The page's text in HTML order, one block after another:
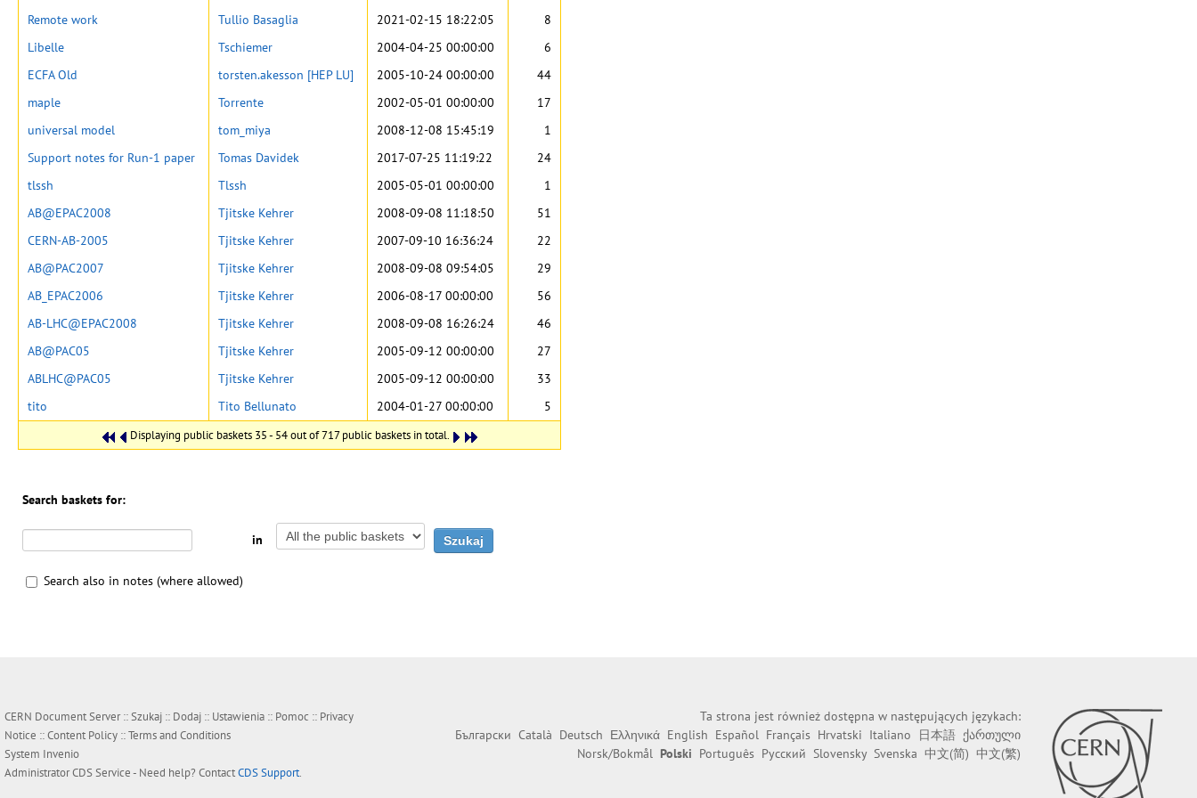
Displaying public baskets 35 - 54 out of 717 public baskets in total.
Remote work
Tullio Basaglia 2021-02-15 18:22:05
8
Libelle
Tschiemer 2004-04-25 00:00:00
6
ECFA Old
torsten.akesson [HEP LU] 2005-10-24 00:00:00
44
maple
Torrente 2002-05-01 00:00:00
17
universal model
tom_miya 2008-12-08 15:45:19
1
Support notes for Run-1 paper
Tomas Davidek 2017-07-25 11:19:22
24
tlssh
Tlssh 2005-05-01 00:00:00
1
AB@EPAC2008
Tjitske Kehrer 2008-09-08 11:18:50
51
CERN-AB-2005
Tjitske Kehrer 2007-09-10 16:36:24
22
AB@PAC2007
Tjitske Kehrer 2008-09-08 09:54:05
29
AB_EPAC2006
Tjitske Kehrer 2006-08-17 00:00:00
56
AB-LHC@EPAC2008
Tjitske Kehrer 2008-09-08 16:26:24
46
AB@PAC05
Tjitske Kehrer 2005-09-12 00:00:00
27
ABLHC@PAC05
Tjitske Kehrer 2005-09-12 00:00:00
33
tito
Tito Bellunato 2004-01-27 00:00:00 5
Search baskets for:
in
Search also in notes (where allowed)
CERN Document Server ::Szukaj :: Dodaj :: Ustawienia :: Pomoc :: Privacy
Notice ::Content Policy ::Terms and Conditions
System Invenio
AdministratorCDS Service- Need help? ContactCDS Support.
Ta strona jest również dostępna w następujących językach:
Български Català Deutsch Ελληνικά English Español Français Hrvatski Italiano 日本語 ქართული
Norsk/Bokmål Polski Português Русский Slovensky Svenska 中文(简) 中文(繁)